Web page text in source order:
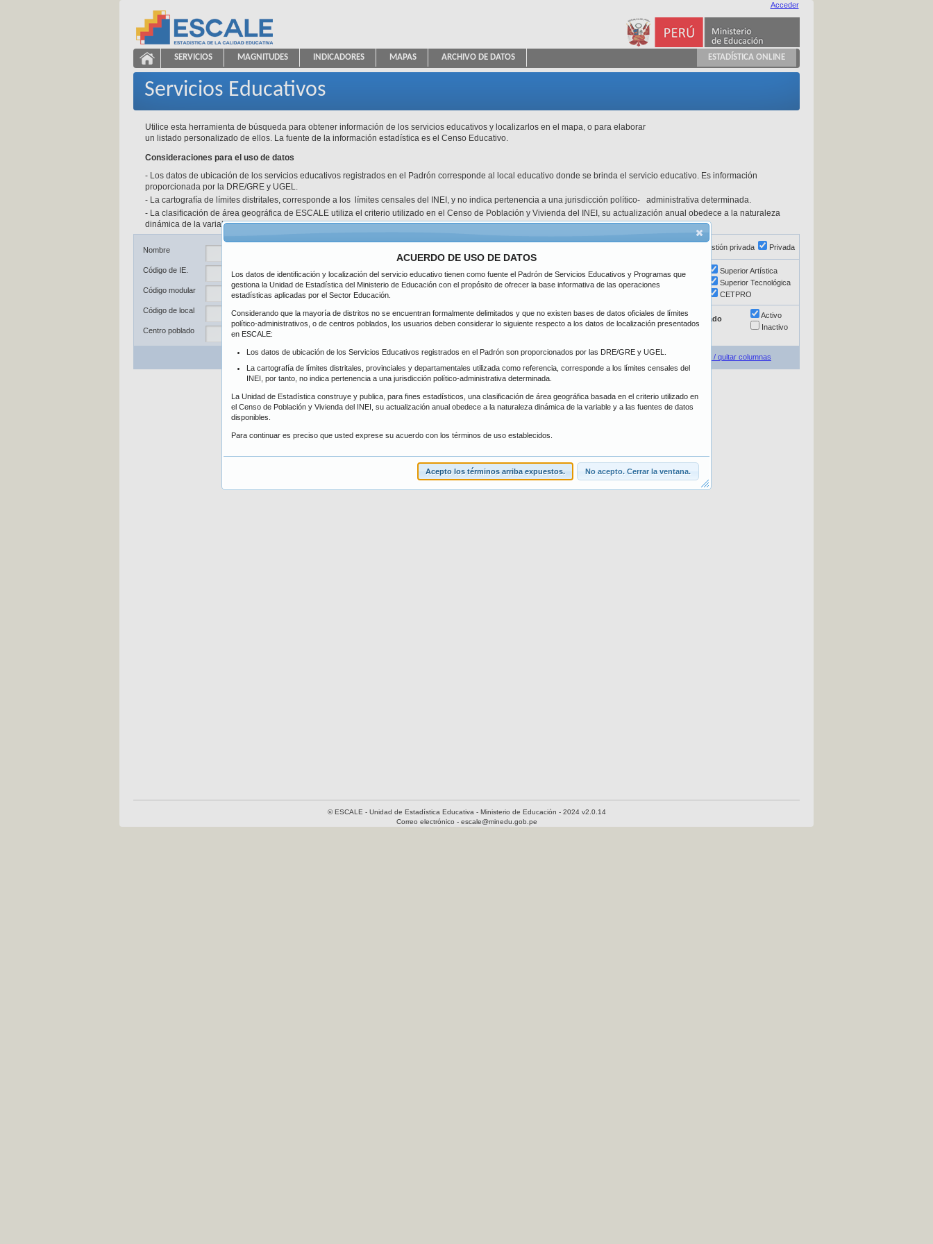
ESCALE - Unidad de Estadística Educativa
Servicios Educativos
Acceder
NAVEGACIÓN
SERVICIOS MAGNITUDES INDICADORES MAPAS ARCHIVO DE DATOS ESTADÍSTICA ONLINE
Servicios Educativos
Utilice esta herramienta de búsqueda para obtener información de los servicios educativos y localizarlos en el mapa, o para elaborar
un listado personalizado de ellos. La fuente de la información estadística es el Censo Educativo.
Consideraciones para el uso de datos
- Los datos de ubicación de los servicios educativos registrados en el Padrón corresponde al local educativo donde se brinda el servicio educativo. Es información
proporcionada por la DRE/GRE y UGEL.
- La cartografía de límites distritales, corresponde a los límites censales del INEI, y no indica pertenencia a una jurisdicción político- administrativa determinada.
- La clasificación de área geográfica de ESCALE utiliza el criterio utilizado en el Censo de Población y Vivienda del INEI, su actualización anual obedece a la naturaleza
dinámica de la variable y a las fuentes de datos disponibles.
Nombre
Código de IE.
Código modular
Código de local
Centro poblado
Departamento
Provincia
Distrito
Tipo de Gestión Pública de gestión privada Privada
Nivel
Inicial
Primaria
Básica Alternativa
Educación Especial
Superior Artística
Superior Tecnológica
CETPRO
Forma de Atención
Escolarizada
No escolarizada
Estado
Activo
Inactivo
Buscar Agregar / quitar columnas
© ESCALE - Unidad de Estadística Educativa - Ministerio de Educación - 2024 v2.0.14
Correo electrónico - escale@minedu.gob.pe
ACUERDO DE USO DE DATOS
Los datos de identificación y localización del servicio educativo tienen como fuente el Padrón de Servicios Educativos y Programas que
gestiona la Unidad de Estadística del Ministerio de Educación con el propósito de ofrecer la base informativa de las operaciones
estadísticas aplicadas por el Sector Educación.
Considerando que la mayoría de distritos no se encuentran formalmente delimitados y que no existen bases de datos oficiales de límites
político-administrativos, o de centros poblados, los usuarios deben considerar lo siguiente respecto a los datos de localización presentados
en ESCALE:
Los datos de ubicación de los Servicios Educativos registrados en el Padrón son proporcionados por las DRE/GRE y UGEL.
La cartografía de límites distritales, provinciales y departamentales utilizada como referencia, corresponde a los límites censales del
INEI, por tanto, no indica pertenencia a una jurisdicción político-administrativa determinada.
La Unidad de Estadística construye y publica, para fines estadísticos, una clasificación de área geográfica basada en el criterio utilizado en
el Censo de Población y Vivienda del INEI, su actualización anual obedece a la naturaleza dinámica de la variable y a las fuentes de datos
disponibles.
Para continuar es preciso que usted exprese su acuerdo con los términos de uso establecidos.
Acepto los términos arriba expuestos. No acepto. Cerrar la ventana.